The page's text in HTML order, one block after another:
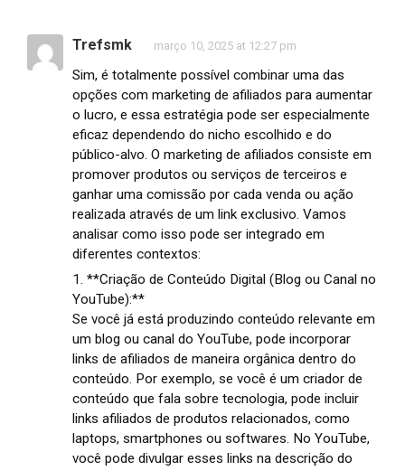
Trefsmk março 10, 2025 at 12:27 pm
Sim, é totalmente possível combinar uma das
opções com marketing de afiliados para aumentar
o lucro, e essa estratégia pode ser especialmente
eficaz dependendo do nicho escolhido e do
público-alvo. O marketing de afiliados consiste em
promover produtos ou serviços de terceiros e
ganhar uma comissão por cada venda ou ação
realizada através de um link exclusivo. Vamos
analisar como isso pode ser integrado em
diferentes contextos:
1. **Criação de Conteúdo Digital (Blog ou Canal no
YouTube):**
Se você já está produzindo conteúdo relevante em
um blog ou canal do YouTube, pode incorporar
links de afiliados de maneira orgânica dentro do
conteúdo. Por exemplo, se você é um criador de
conteúdo que fala sobre tecnologia, pode incluir
links afiliados de produtos relacionados, como
laptops, smartphones ou softwares. No YouTube,
você pode divulgar esses links na descrição do